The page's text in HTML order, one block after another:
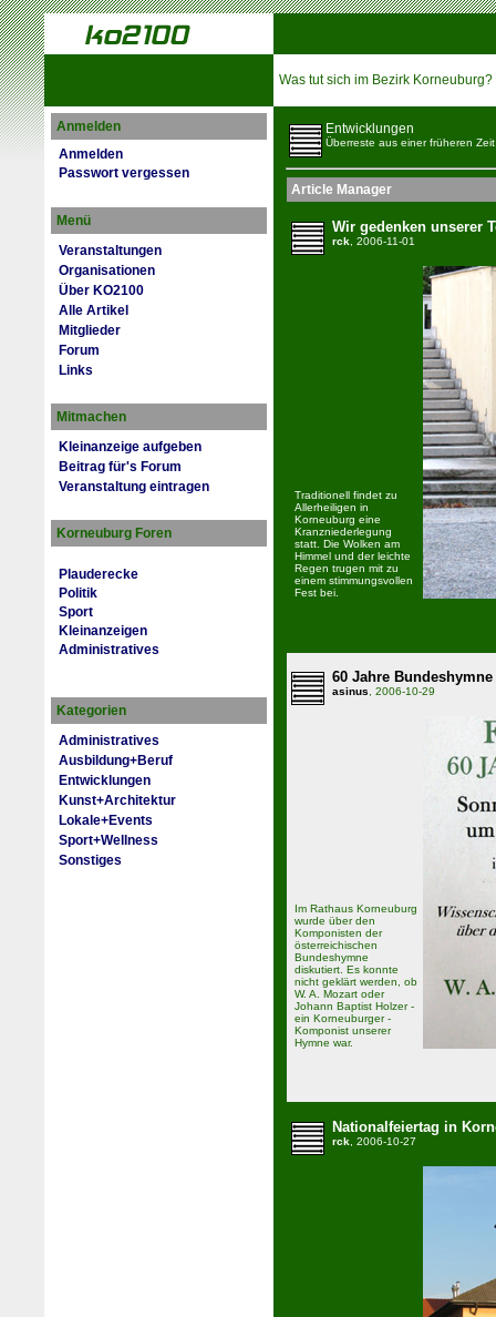
Was tut sich im Bezirk Korneuburg?
Anmelden
Anmelden
Passwort vergessen
Menü
Veranstaltungen
Organisationen
Über KO2100
Alle Artikel
Mitglieder
Forum
Links
Mitmachen
Kleinanzeige aufgeben
Beitrag für's Forum
Veranstaltung eintragen
Korneuburg Foren
Plauderecke
Politik
Sport
Kleinanzeigen
Administratives
Kategorien
Administratives
Ausbildung+Beruf
Entwicklungen
Kunst+Architektur
Lokale+Events
Sport+Wellness
Sonstiges
Entwicklungen
Überreste aus einer früheren Zeit
Article Manager
Wir gedenken unserer
rck, 2006-11-01
Traditionell findet zu
Allerheiligen in
Korneuburg eine
Kranzniederlegung
statt. Die Wolken am
Himmel und der leichte
Regen trugen mit zu
einem stimmungsvollen
Fest bei.
60 Jahre Bundeshymne
asinus, 2006-10-29
Im Rathaus Korneuburg
wurde über den
Komponisten der
österreichischen
Bundeshymne
diskutiert. Es konnte
nicht geklärt werden, ob
W. A. Mozart oder
Johann Baptist Holzer -
ein Korneuburger -
Komponist unserer
Hymne war.
Nationalfeiertag in
rck, 2006-10-27